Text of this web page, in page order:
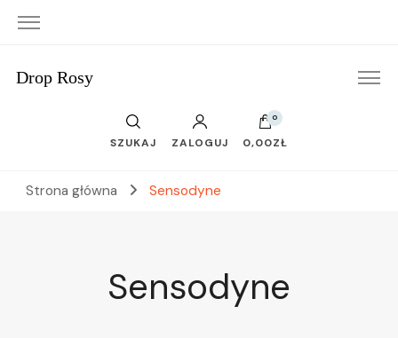
Drop Rosy
SZUKAJ ZALOGUJ
0
0,00ZŁ
Strona główna Sensodyne
Sensodyne